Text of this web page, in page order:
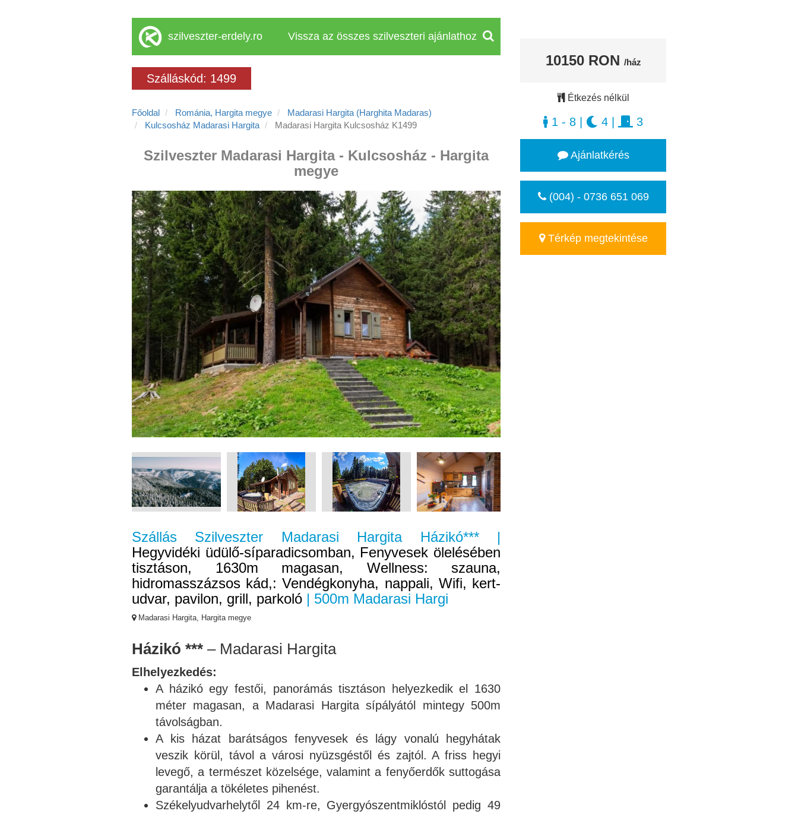
szilveszter-erdely.ro Vissza az összes szilveszteri ajánlathoz
Szálláskód: 1499
Főoldal Románia, Hargita megye
Madarasi Hargita (Harghita Madaras)
Kulcsosház Madarasi Hargita
Madarasi Hargita Kulcsosház K1499
Szilveszter Madarasi Hargita - Kulcsosház - Hargita
megye
Szállás Szilveszter Madarasi Hargita Házikó*** |
Hegyvidéki üdülő-síparadicsomban, Fenyvesek ölelésében
tisztáson, 1630m magasan, Wellness: szauna,
hidromasszázsos kád,: Vendégkonyha, nappali, Wifi, kert-
udvar, pavilon, grill, parkoló | 500m Madarasi Hargi
Madarasi Hargita, Hargita megye
Házikó *** – Madarasi Hargita
Elhelyezkedés:
A házikó egy festői, panorámás tisztáson helyezkedik el 1630
méter magasan, a Madarasi Hargita sípályától mintegy 500m
távolságban.
A kis házat barátságos fenyvesek és lágy vonalú hegyhátak
veszik körül, távol a városi nyüzsgéstől és zajtól. A friss hegyi
levegő, a természet közelsége, valamint a fenyőerdők suttogása
garantálja a tökéletes pihenést.
Székelyudvarhelytől 24 km-re, Gyergyószentmiklóstól pedig 49
10150 RON /ház
Étkezés nélkül
1 - 8 4 3
Ajánlatkérés
(004) - 0736 651 069
Térkép megtekintése